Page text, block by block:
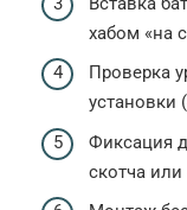
хабом «на
Проверка
установки
Фиксация
скотча